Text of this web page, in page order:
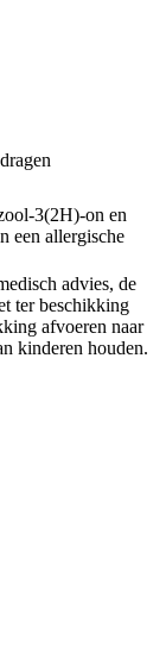
3(2H)-on en
een allergische
advies, de
ter beschikking
afvoeren naar
kinderen houden.